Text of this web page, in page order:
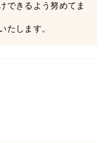
できるよう努めてま
たします。